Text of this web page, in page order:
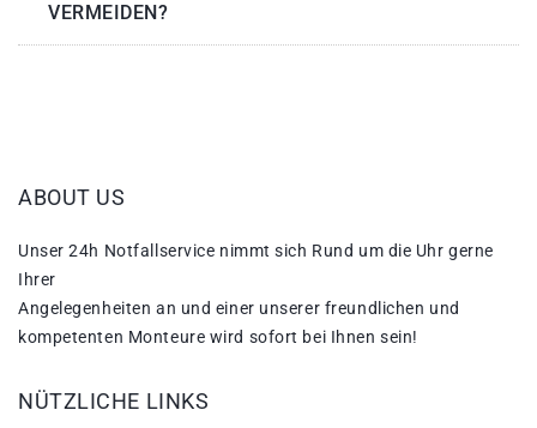
VERMEIDEN?
ABOUT US
Unser 24h Notfallservice nimmt sich Rund um die Uhr gerne
Ihrer
Angelegenheiten an und einer unserer freundlichen und
kompetenten Monteure wird sofort bei Ihnen sein!
NÜTZLICHE LINKS